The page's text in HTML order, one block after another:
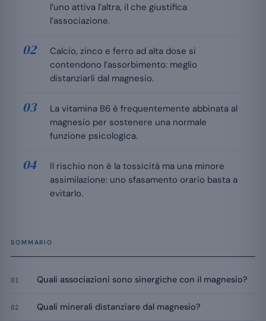
l’uno attiva l’altra, il che giustifica
l’associazione.
Calcio, zinco e ferro ad alta dose si
contendono l’assorbimento: meglio
distanziarli dal magnesio.
La vitamina B6 è frequentemente abbinata al
magnesio per sostenere una normale
funzione psicologica.
Il rischio non è la tossicità ma una minore
assimilazione: uno sfasamento orario basta a
evitarlo.
SOMMARIO
01 Quali associazioni sono sinergiche con il magnesio?
02 Quali minerali distanziare dal magnesio?